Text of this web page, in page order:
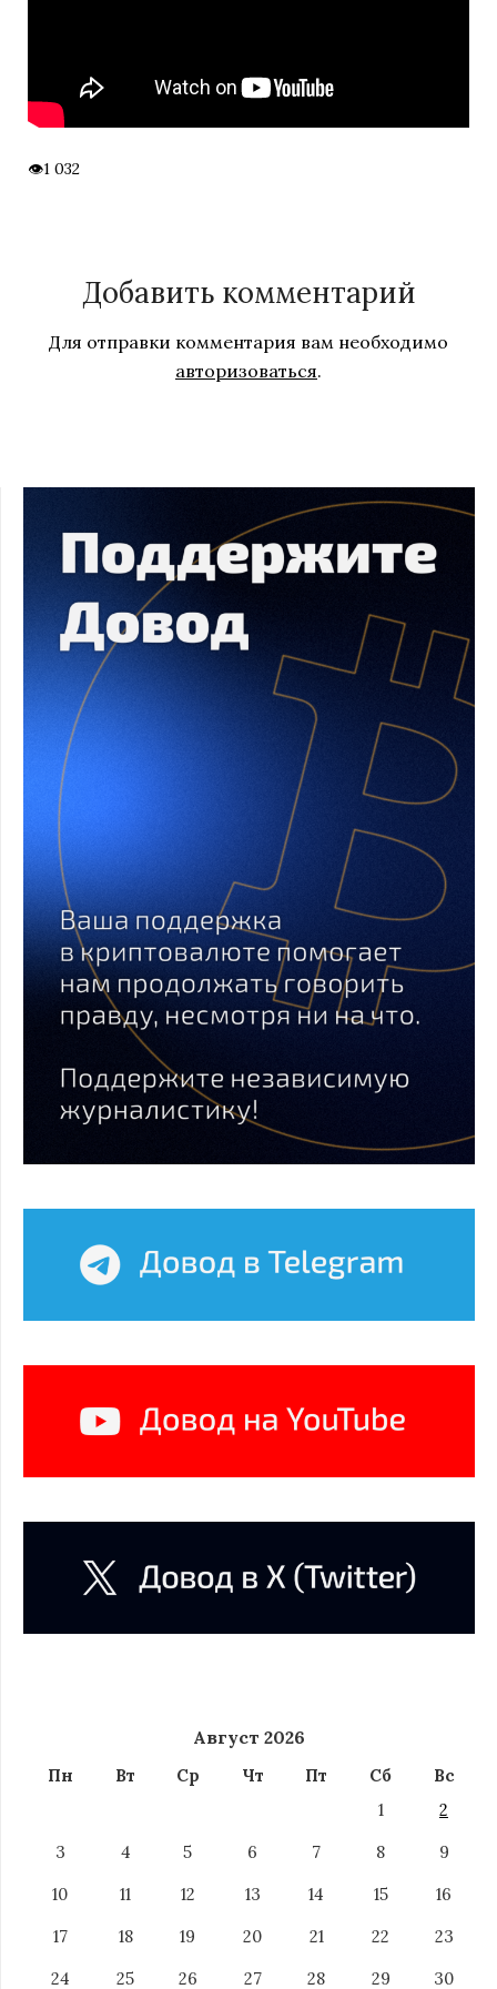
1 032
Добавить комментарий
Для отправки комментария вам необходимо
авторизоваться.
Август 2026
Пн Вт Ср Чт Пт Сб
Вс
1
2
3
4 5 6 7 8
9
10
11 12 13 14 15
16
17
18 19 20 21 22
23
24
25 26 27 28 29
30